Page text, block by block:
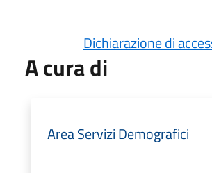
Dichiarazione di
A cura di
Area Servizi Demografici